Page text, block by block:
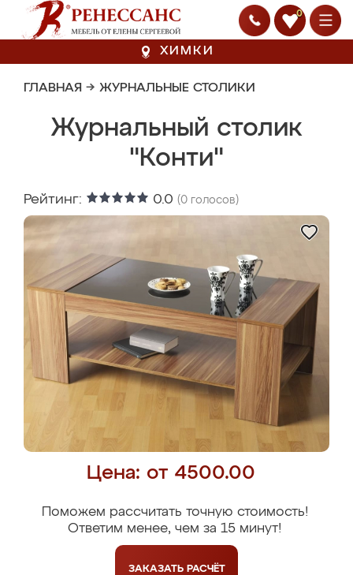
0
ХИМКИ
ГЛАВНАЯ → ЖУРНАЛЬНЫЕ СТОЛИКИ
Журнальный столик
"Конти"
Рейтинг: 0.0 (0 голосов)
Цена: от 4500.00
Поможем рассчитать точную стоимость!
Ответим менее, чем за 15 минут!
ЗАКАЗАТЬ РАСЧЁТ